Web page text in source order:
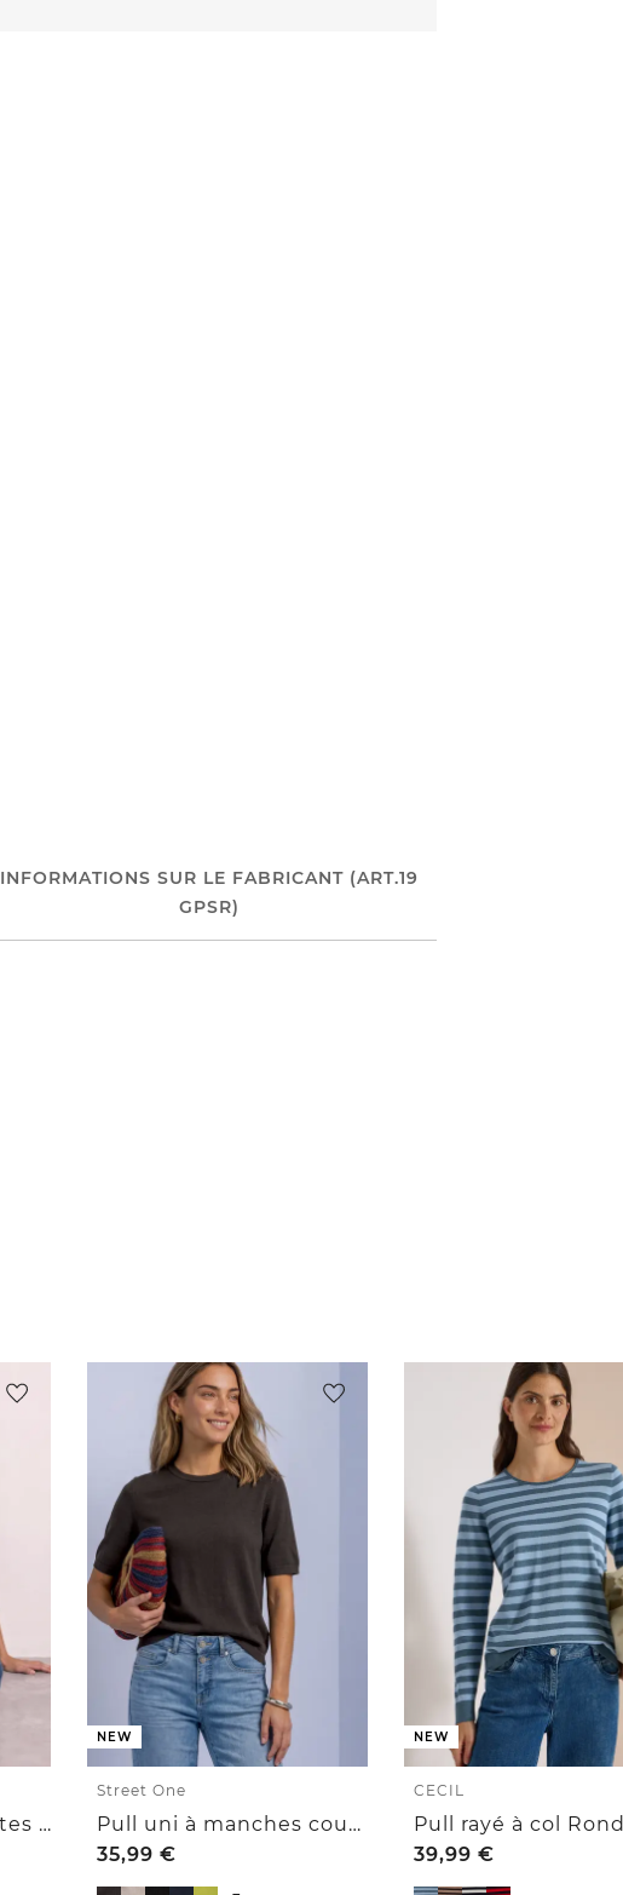
INFORMATIONS SUR LE FABRICANT (ART.19
GPSR)
Pull à manches courtes à col rond et à rayures
NEW
Street One
Pull uni à manches courtes et col rond
35,99 €
NEW
CECIL
Pull rayé à col Rond
39,99 €